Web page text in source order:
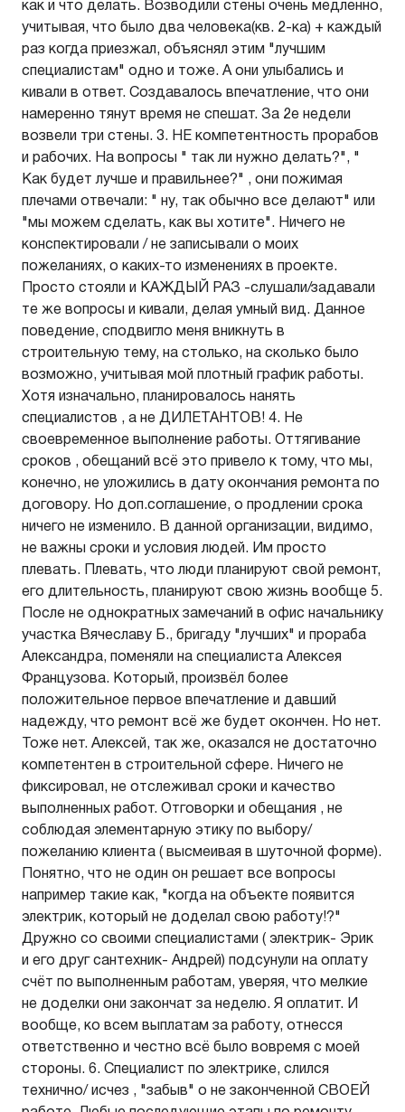
как и что делать. Возводили стены очень медленно,
учитывая, что было два человека(кв. 2-ка) + каждый
раз когда приезжал, объяснял этим "лучшим
специалистам" одно и тоже. А они улыбались и
кивали в ответ. Создавалось впечатление, что они
намеренно тянут время не спешат. За 2е недели
возвели три стены. 3. НЕ компетентность прорабов
и рабочих. На вопросы " так ли нужно делать?", "
Как будет лучше и правильнее?" , они пожимая
плечами отвечали: " ну, так обычно все делают" или
"мы можем сделать, как вы хотите". Ничего не
конспектировали / не записывали о моих
пожеланиях, о каких-то изменениях в проекте.
Просто стояли и КАЖДЫЙ РАЗ -слушали/задавали
те же вопросы и кивали, делая умный вид. Данное
поведение, сподвигло меня вникнуть в
строительную тему, на столько, на сколько было
возможно, учитывая мой плотный график работы.
Хотя изначально, планировалось нанять
специалистов , а не ДИЛЕТАНТОВ! 4. Не
своевременное выполнение работы. Оттягивание
сроков , обещаний всё это привело к тому, что мы,
конечно, не уложились в дату окончания ремонта по
договору. Но доп.соглашение, о продлении срока
ничего не изменило. В данной организации, видимо,
не важны сроки и условия людей. Им просто
плевать. Плевать, что люди планируют свой ремонт,
его длительность, планируют свою жизнь вообще 5.
После не однократных замечаний в офис начальнику
участка Вячеславу Б., бригаду "лучших" и прораба
Александра, поменяли на специалиста Алексея
Французова. Который, произвёл более
положительное первое впечатление и давший
надежду, что ремонт всё же будет окончен. Но нет.
Тоже нет. Алексей, так же, оказался не достаточно
компетентен в строительной сфере. Ничего не
фиксировал, не отслеживал сроки и качество
выполненных работ. Отговорки и обещания , не
соблюдая элементарную этику по выбору/
пожеланию клиента ( высмеивая в шуточной форме).
Понятно, что не один он решает все вопросы
например такие как, "когда на объекте появится
электрик, который не доделал свою работу!?"
Дружно со своими специалистами ( электрик- Эрик
и его друг сантехник- Андрей) подсунули на оплату
счёт по выполненным работам, уверяя, что мелкие
не доделки они закончат за неделю. Я оплатит. И
вообще, ко всем выплатам за работу, отнесся
ответственно и честно всё было вовремя с моей
стороны. 6. Специалист по электрике, слился
технично/ исчез , "забыв" о не законченной СВОЕЙ